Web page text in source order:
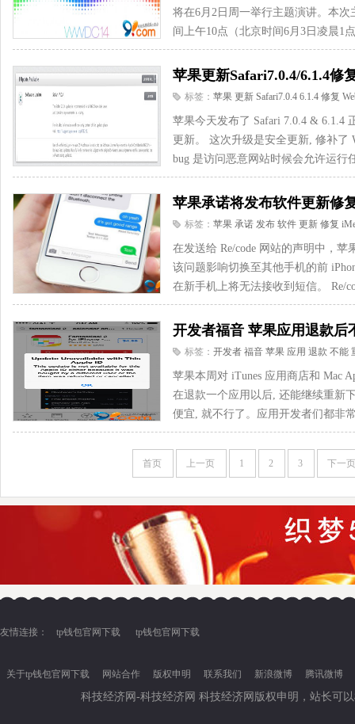
将在6月2日周一举行主题演讲。本
间上午10点（北京时间6月3日凌晨1
苹果更新Safari7.0.4/6.1.4修
标签： 苹果 更新 Safari7.0.4 6.1.4 修复
苹果今天发布了 Safari 7.0.4 & 6.1.4
更新。 这次升级是安全更新, 修补了
bug 是访问恶意网站时候会允许运行
苹果承诺将发布软件更新修
标签： 苹果 承诺 发布 软件 更新 修复
在发送给 Re/code 网站的声明中，苹
该问题影响切换至其他手机的前
在新手机上将无法接收到短信。 Re/
开发者福音 苹果应用退款后
标签： 开发者 福音 苹果 应用 退款 不能
苹果本周对 iTunes 应用商店和 Mac
在退款一个应用以后, 还能继续重新
便宜, 就不行了。应用开发者们都非
首页 上一页 1 2 3 下一
友情连接： tp钱包官网下载 tp钱包官网下载
关于tp钱包官网下载 网站合作 版权申明 联系我们 新浪微博 腾讯微博
科技经济网-科技经济网 科技经济网版权申明，站长